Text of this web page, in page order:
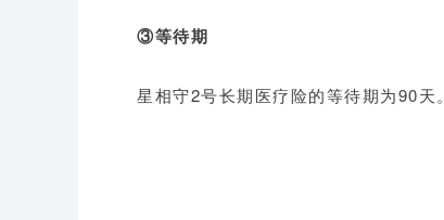
③等待期
星相守2号长期医疗险的等待期为90天。